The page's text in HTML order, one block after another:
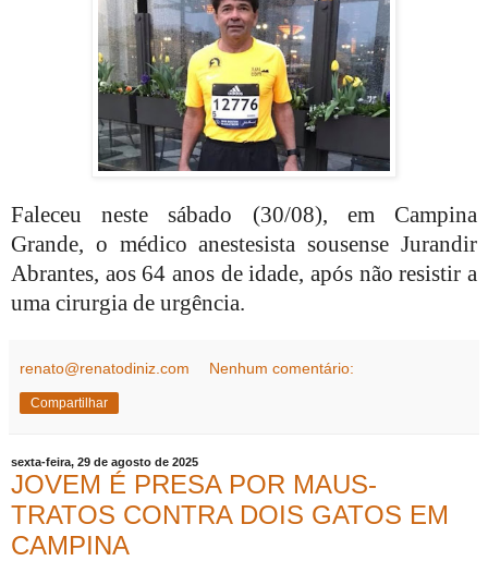
Faleceu neste sábado (30/08), em Campina
Grande, o médico anestesista sousense Jurandir
Abrantes, aos 64 anos de idade, após não resistir a
uma cirurgia de urgência.
renato@renatodiniz.com Nenhum comentário:
Compartilhar
sexta-feira, 29 de agosto de 2025
JOVEM É PRESA POR MAUS-
TRATOS CONTRA DOIS GATOS EM
CAMPINA